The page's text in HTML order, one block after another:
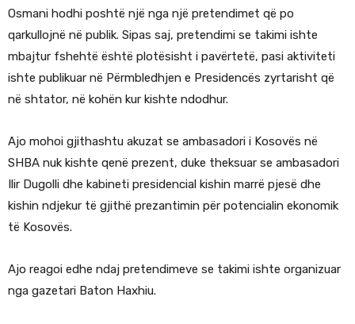
Osmani hodhi poshtë një nga një pretendimet që po
qarkullojnë në publik. Sipas saj, pretendimi se takimi ishte
mbajtur fshehtë është plotësisht i pavërtetë, pasi aktiviteti
ishte publikuar në Përmbledhjen e Presidencës zyrtarisht që
në shtator, në kohën kur kishte ndodhur.
Ajo mohoi gjithashtu akuzat se ambasadori i Kosovës në
SHBA nuk kishte qenë prezent, duke theksuar se ambasadori
Ilir Dugolli dhe kabineti presidencial kishin marrë pjesë dhe
kishin ndjekur të gjithë prezantimin për potencialin ekonomik
të Kosovës.
Ajo reagoi edhe ndaj pretendimeve se takimi ishte organizuar
nga gazetari Baton Haxhiu.